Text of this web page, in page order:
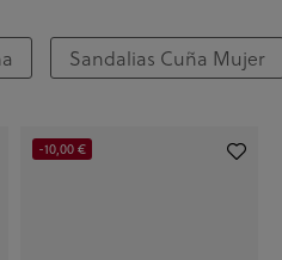
Sandalias Cuña Mujer
-10,00 €